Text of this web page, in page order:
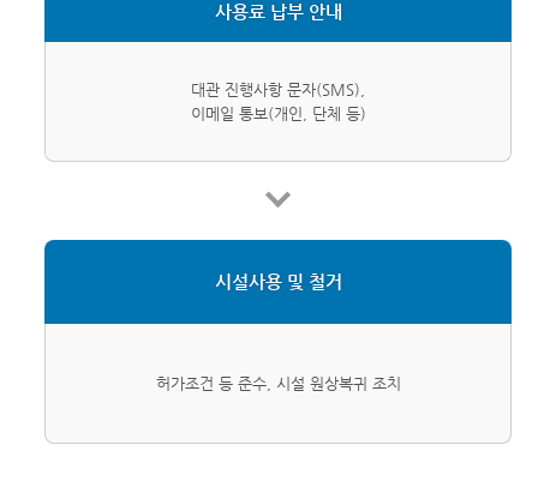
사용료 납부 안내
대관 진행사항 문자(SMS),
이메일 통보(개인, 단체 등)
시설사용 및 철거
허가조건 등 준수, 시설 원상복귀 조치